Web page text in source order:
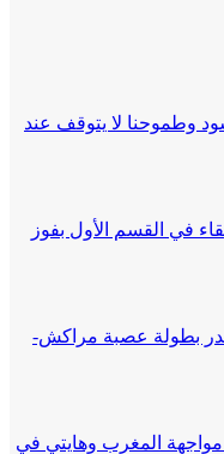
وطموحنا لا يتوقف عند
في القسم الأول بفوز
بطولة عصبة مراكش-
مواجهة المغرب وهايتي في